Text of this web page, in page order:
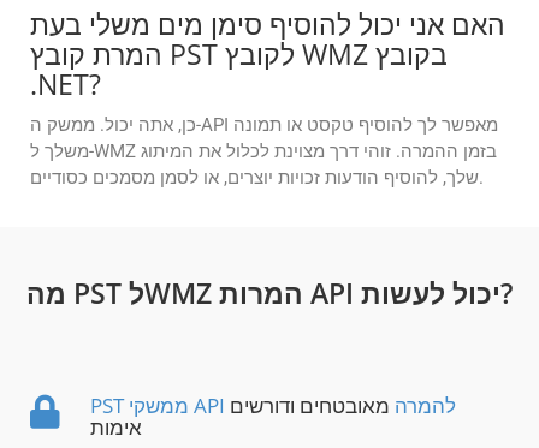
האם אני יכול להוסיף סימן מים משלי בעת
המרת קובץ PST לקובץ WMZ בקובץ
.NET?
כן, אתה יכול. ממשק ה-API מאפשר לך להוסיף טקסט או תמונה
משלך ל-WMZ בזמן ההמרה. זוהי דרך מצוינת לכלול את המיתוג
שלך, להוסיף הודעות זכויות יוצרים, או לסמן מסמכים כסודיים.
מה PST לWMZ המרות API יכול לעשות?
PST ממשקי API להמרה מאובטחים ודורשים
אימות